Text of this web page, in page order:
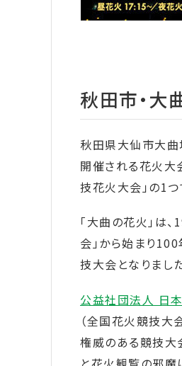
秋田市・大
秋田県大仙市大曲
開催される花火大
技花火大会」の1つ
「大曲の花火」は
会」から始まり
技大会となりました
公益社団法人 日
（全国花火競技大
権威のある競技大